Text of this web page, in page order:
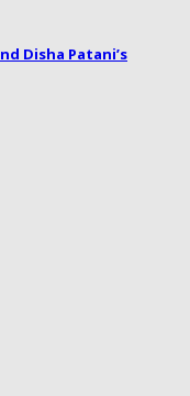
Disha Patani’s